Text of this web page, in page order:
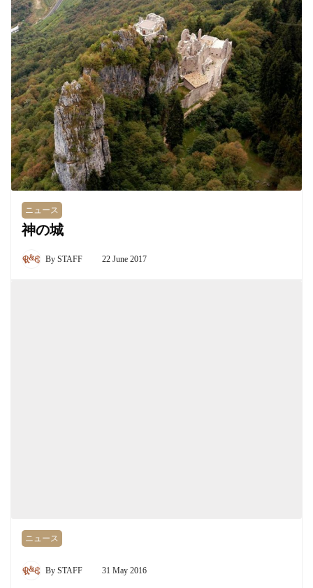
ニュース
神の城
By STAFF 22 June 2017
ニュース
By STAFF 31 May 2016